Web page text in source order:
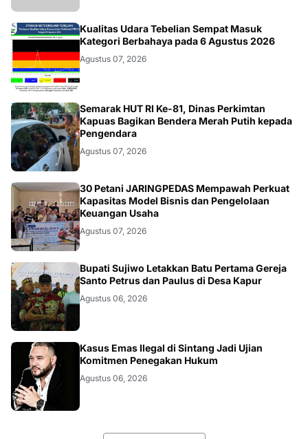
KALBAR
Kualitas Udara Tebelian Sempat Masuk
Kategori Berbahaya pada 6 Agustus 2026
Agustus 07, 2026
DAERAH
Semarak HUT RI Ke-81, Dinas Perkimtan
Kapuas Bagikan Bendera Merah Putih kepada
Pengendara
Agustus 07, 2026
BISNIS
30 Petani JARINGPEDAS Mempawah Perkuat
Kapasitas Model Bisnis dan Pengelolaan
Keuangan Usaha
Agustus 07, 2026
DAERAH
Bupati Sujiwo Letakkan Batu Pertama Gereja
Santo Petrus dan Paulus di Desa Kapur
Agustus 06, 2026
Kasus Emas Ilegal di Sintang Jadi Ujian
Komitmen Penegakan Hukum
Agustus 06, 2026